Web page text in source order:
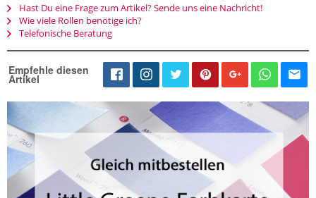
Hast Du eine Frage zum Artikel? Sende uns eine Nachricht!
Wie viele Rollen benötige ich?
Telefonische Beratung
Empfehle diesen
Artikel